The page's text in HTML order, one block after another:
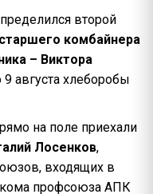
второй
старшего комбайнера
– Виктора
9 августа хлеборобы
на поле приехали
Лосенков,
входящих в
профсоюза АПК